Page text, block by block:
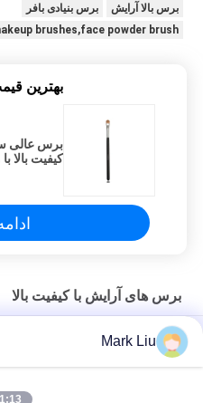
برس بالا آرایش
برس بنیادی بافر
brushes,face powder brush
بهترين
برس عالی
کیفیت بالا
برس های آرایش با کیفیت بالا
برس کاملاً کلاسیک دور آرایش
Mark Liu
1:13 PM